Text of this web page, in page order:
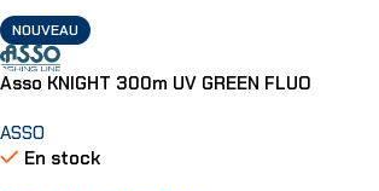
NOUVEAU
Asso KNIGHT 300m UV GREEN FLUO
ASSO
En stock